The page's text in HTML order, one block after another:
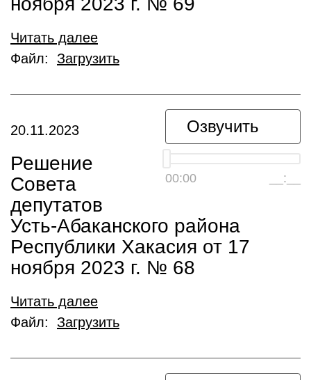
Читать далее
Файл: Загрузить
Озвучить
00:00 __:__
20.11.2023
Решение
Совета
депутатов
Усть-Абаканского района
Республики Хакасия от 17
ноября 2023 г. № 68
Читать далее
Файл: Загрузить